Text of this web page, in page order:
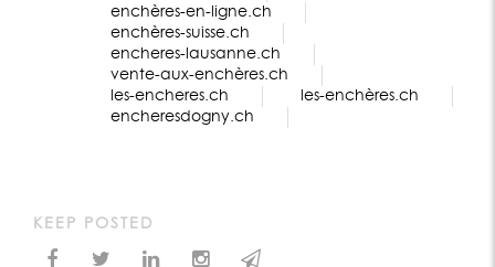
enchères-en-ligne.ch
enchères-suisse.ch
encheres-lausanne.ch
vente-aux-enchères.ch
les-encheres.ch
les-enchères.ch
encheresdogny.ch
KEEP POSTED